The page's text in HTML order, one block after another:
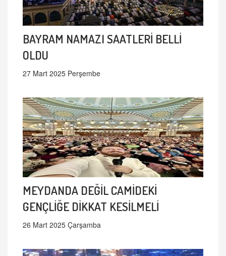
BAYRAM NAMAZI SAATLERİ BELLİ
OLDU
27 Mart 2025 Perşembe
MEYDANDA DEĞİL CAMİDEKİ
GENÇLİĞE DİKKAT KESİLMELİ
26 Mart 2025 Çarşamba